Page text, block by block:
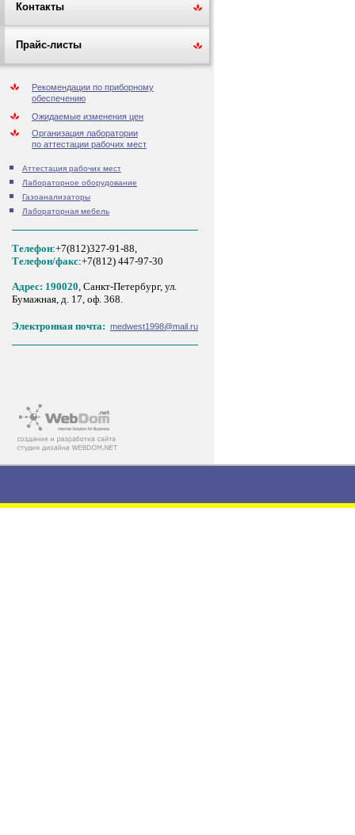
Контакты
Прайс-листы
Рекомендации по приборному
обеспечению
Ожидаемые изменения цен
Организация лаборатории
по аттестации рабочих мест
Аттестация рабочих мест
Лабораторное оборудование
Газоанализаторы
Лабораторная мебель
Телефон:+7(812)327-91-88,
Tелефон/факс:+7(812) 447-97-30
Адрес: 190020, Санкт-Петербург, ул.
Бумажная, д. 17, оф. 368.
Электронная почта: medwest1998@mail.ru